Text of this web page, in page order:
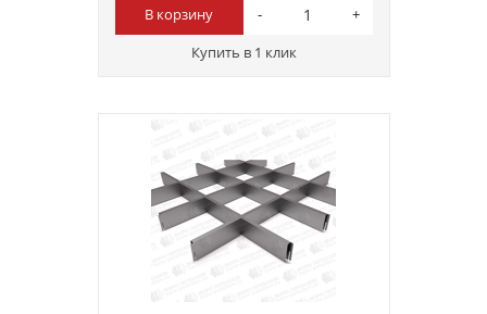
В корзину
Купить в 1 клик